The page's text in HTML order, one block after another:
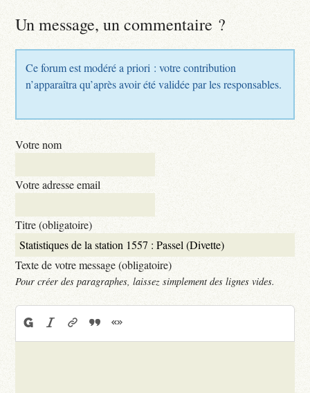
Un message, un commentaire ?
Ce forum est modéré a priori : votre contribution
n’apparaîtra qu’après avoir été validée par les responsables.
Votre nom
Votre adresse email
Titre (obligatoire)
Texte de votre message (obligatoire)
Pour créer des paragraphes, laissez simplement des lignes vides.